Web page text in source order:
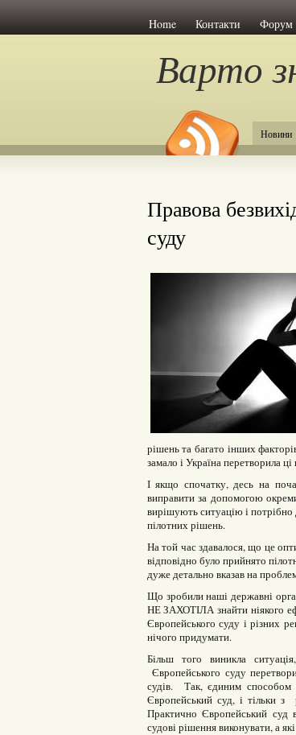
Home Контакти Форум
Варто
Новини
Правова
суду
рішень та багато інших
замало і Україна перетворила
І якщо спочатку, десь на
виправити за допомогою
вирішують ситуацію і
пілотних рішень.
На той час здавалося, що це
відповідно було прийнято
дуже детально вказав на
Що зробили наші державні
НЕ ЗАХОТІЛА знайти ніякого
Європейського суду і різних
нічого придумати.
Більш того виникла
Європейського суду
судів. Так, єдиним способом
Європейський суд, і тільки з
Практично Європейський суд
судові рішення виконувати, а